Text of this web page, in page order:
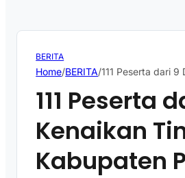
BERITA
Home/BERITA/111 Peserta dari
111 Peserta
Kenaikan
Kabupaten